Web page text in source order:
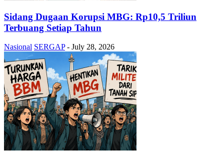
Sidang Dugaan Korupsi MBG: Rp10,5 Triliun
Terbuang Setiap Tahun
Nasional SERGAP - July 28, 2026